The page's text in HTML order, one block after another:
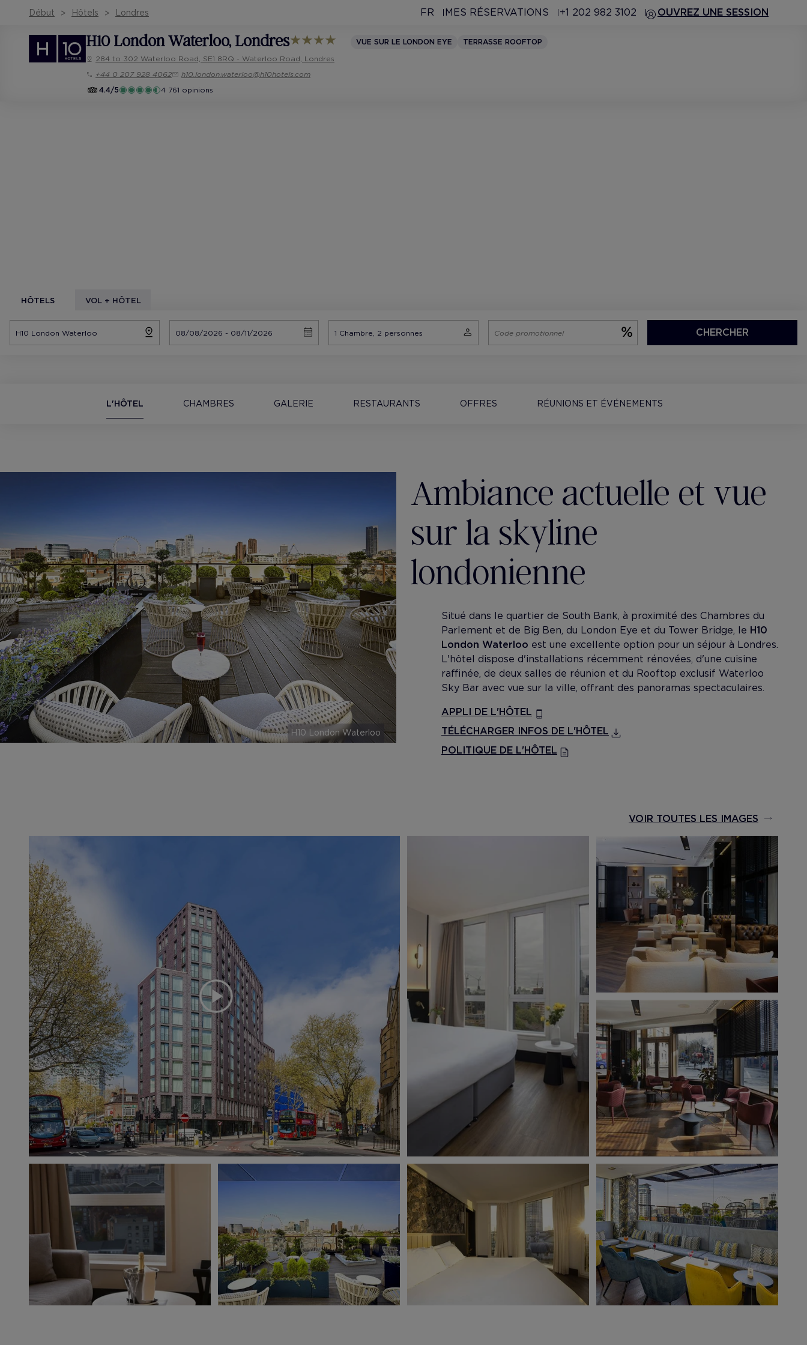
Début Hôtels Londres FR MES RÉSERVATIONS +1 202 982 3102 OUVREZ UNE SESSION
H10 London Waterloo, Londres VUE SUR LE LONDON EYE
TERRASSE ROOFTOP
284 to 302 Waterloo Road, SE1 8RQ - Waterloo Road, Londres
+44 0 207 928 4062
h10.london.waterloo@h10hotels.com
4.4/5
4 761 opinions
HÔTELS VOL + HÔTEL
CHERCHER
L'HÔTEL CHAMBRES GALERIE RESTAURANTS OFFRES RÉUNIONS ET ÉVÉNEMENTS
H10 London Waterloo
Ambiance actuelle et vue
sur la skyline
londonienne
Situé dans le quartier de South Bank, à proximité des Chambres du
Parlement et de Big Ben, du London Eye et du Tower Bridge, le H10
London Waterloo est une excellente option pour un séjour à Londres.
L'hôtel dispose d'installations récemment rénovées, d'une cuisine
raffinée, de deux salles de réunion et du Rooftop exclusif Waterloo
Sky Bar avec vue sur la ville, offrant des panoramas spectaculaires.
APPLI DE L'HÔTEL
TÉLÉCHARGER INFOS DE L'HÔTEL
POLITIQUE DE L'HÔTEL
VOIR TOUTES LES IMAGES